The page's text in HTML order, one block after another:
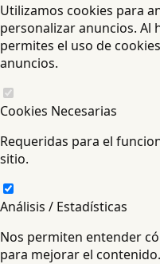
Utilizamos cookies para
personalizar anuncios. Al
permites el uso de
anuncios.
Cookies Necesarias
Requeridas para el
sitio.
Análisis / Estadísticas
Nos permiten entender
para mejorar el contenido.